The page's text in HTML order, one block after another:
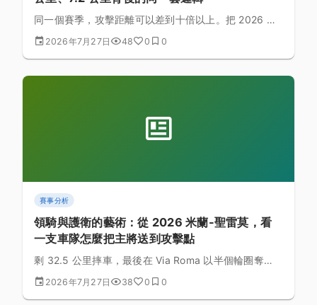
同一個賽季，攻擊距離可以差到十倍以上。把 2026 年
Strade Bianche、米蘭-聖雷莫、環法蘭德斯、列日與環
法 S14 的攻擊點排在一起，會看到「距離」其實不是重
2026年7月27日 48 0 0
賽事分析
領騎與護衛的藝術：從 2026 米蘭-聖雷莫，看
一支車隊怎麼把主將送到攻擊點
剩 32.5 公里摔車，最後在 Via Roma 以半個輪圈奪
冠。2026 聖雷莫留下一份完整的教材：救援、領騎、
交棒三個階段各自在做什麼，為什麼決定勝負的往往是
2026年7月27日 38 0 0